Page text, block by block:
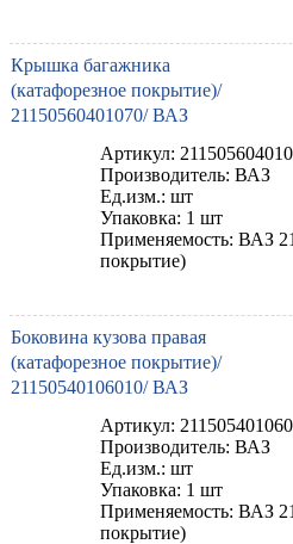
Крышка багажника
(катафорезное покрытие)/
21150560401070/ ВАЗ
Артикул:
Производитель: ВАЗ
Ед.изм.: шт
Упаковка: 1 шт
Применяемость: ВАЗ
покрытие)
Боковина кузова правая
(катафорезное покрытие)/
21150540106010/ ВАЗ
Артикул:
Производитель: ВАЗ
Ед.изм.: шт
Упаковка: 1 шт
Применяемость: ВАЗ
покрытие)